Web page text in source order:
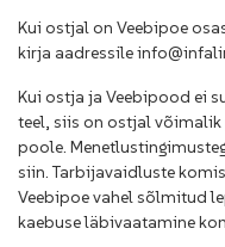
Kui ostjal on Veebipoe
kirja aadressile
Kui ostja ja Veebipood ei
teel, siis on ostjal
poole.
siin. Tarbijavaidluste
Veebipoe vahel sõlmitud
kaebuse läbivaatamine